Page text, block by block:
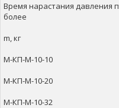
Время нарастания давления
более
m, кг
М-КП-М-10-10
М-КП-М-10-20
М-КП-М-10-32